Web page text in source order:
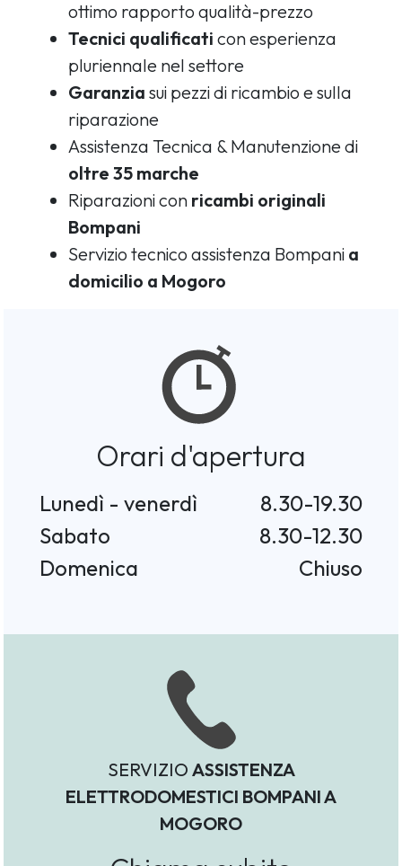
ottimo rapporto qualità-prezzo
Tecnici qualificati con esperienza
pluriennale nel settore
Garanzia sui pezzi di ricambio e sulla
riparazione
Assistenza Tecnica & Manutenzione di
oltre 35 marche
Riparazioni con ricambi originali
Bompani
Servizio tecnico assistenza Bompani a
domicilio a Mogoro
Orari d'apertura
Lunedì - venerdì
8.30-19.30
Sabato
8.30-12.30
Domenica
Chiuso
SERVIZIO ASSISTENZA
ELETTRODOMESTICI BOMPANI A
MOGORO